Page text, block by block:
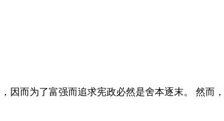
因而为了富强而追求宪政必然是舍本逐末。 然而